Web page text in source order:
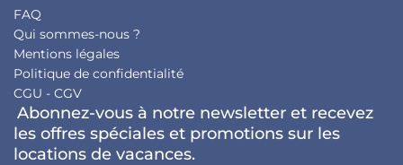
FAQ
Qui sommes-nous ?
Mentions légales
Politique de confidentialité
CGU - CGV
Abonnez-vous à notre newsletter et recevez
les offres spéciales et promotions sur les
locations de vacances.